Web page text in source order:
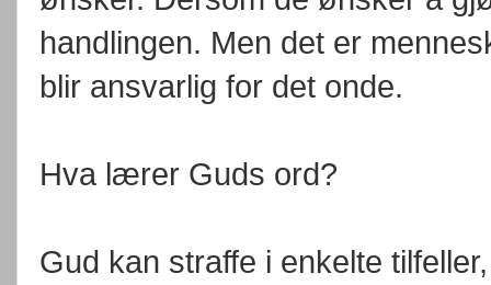
handlingen. Men det er
blir ansvarlig for det onde.
Hva lærer Guds ord?
Gud kan straffe i enkelte